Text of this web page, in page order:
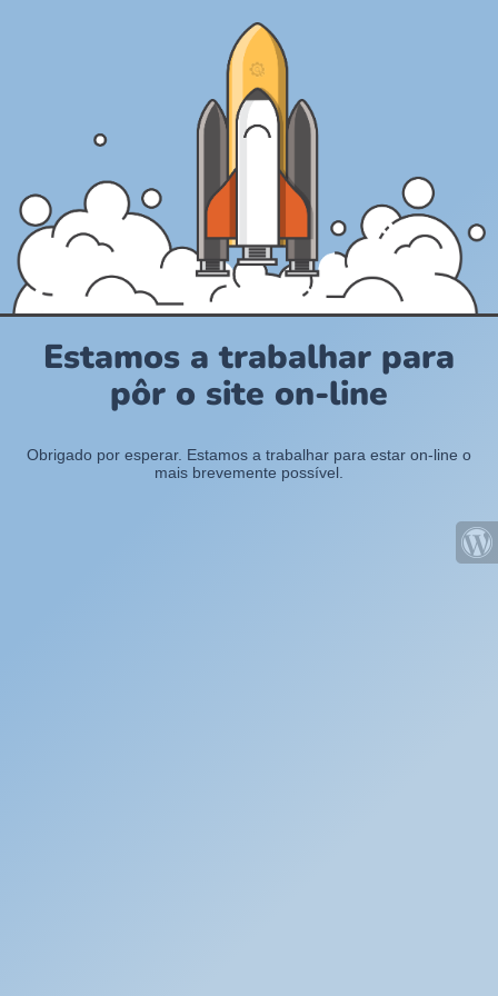
Estamos a trabalhar para
pôr o site on-line
Obrigado por esperar. Estamos a trabalhar para estar on-line o
mais brevemente possível.